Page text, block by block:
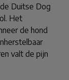
Duitse Dog
Het
de hond
valt de pijn